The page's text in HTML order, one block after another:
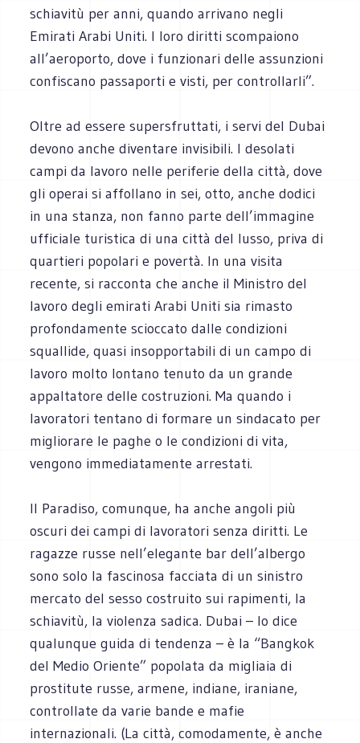
schiavitù per anni, quando arrivano negli
Emirati Arabi Uniti. I loro diritti scompaiono
all’aeroporto, dove i funzionari delle assunzioni
confiscano passaporti e visti, per controllarli”.
Oltre ad essere supersfruttati, i servi del Dubai
devono anche diventare invisibili. I desolati
campi da lavoro nelle periferie della città, dove
gli operai si affollano in sei, otto, anche dodici
in una stanza, non fanno parte dell’immagine
ufficiale turistica di una città del lusso, priva di
quartieri popolari e povertà. In una visita
recente, si racconta che anche il Ministro del
lavoro degli emirati Arabi Uniti sia rimasto
profondamente scioccato dalle condizioni
squallide, quasi insopportabili di un campo di
lavoro molto lontano tenuto da un grande
appaltatore delle costruzioni. Ma quando i
lavoratori tentano di formare un sindacato per
migliorare le paghe o le condizioni di vita,
vengono immediatamente arrestati.
Il Paradiso, comunque, ha anche angoli più
oscuri dei campi di lavoratori senza diritti. Le
ragazze russe nell’elegante bar dell’albergo
sono solo la fascinosa facciata di un sinistro
mercato del sesso costruito sui rapimenti, la
schiavitù, la violenza sadica. Dubai – lo dice
qualunque guida di tendenza – è la “Bangkok
del Medio Oriente” popolata da migliaia di
prostitute russe, armene, indiane, iraniane,
controllate da varie bande e mafie
internazionali. (La città, comodamente, è anche